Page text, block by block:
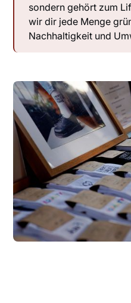
sondern gehört zum
wir dir jede Menge
Nachhaltigkeit und